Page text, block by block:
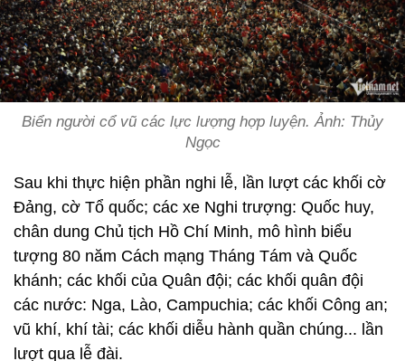
Biển người cổ vũ các lực lượng hợp luyện. Ảnh: Thủy
Ngọc
Sau khi thực hiện phần nghi lễ, lần lượt các khối cờ
Đảng, cờ Tổ quốc; các xe Nghi trượng: Quốc huy,
chân dung Chủ tịch Hồ Chí Minh, mô hình biểu
tượng 80 năm Cách mạng Tháng Tám và Quốc
khánh; các khối của Quân đội; các khối quân đội
các nước: Nga, Lào, Campuchia; các khối Công an;
vũ khí, khí tài; các khối diễu hành quần chúng... lần
lượt qua lễ đài.